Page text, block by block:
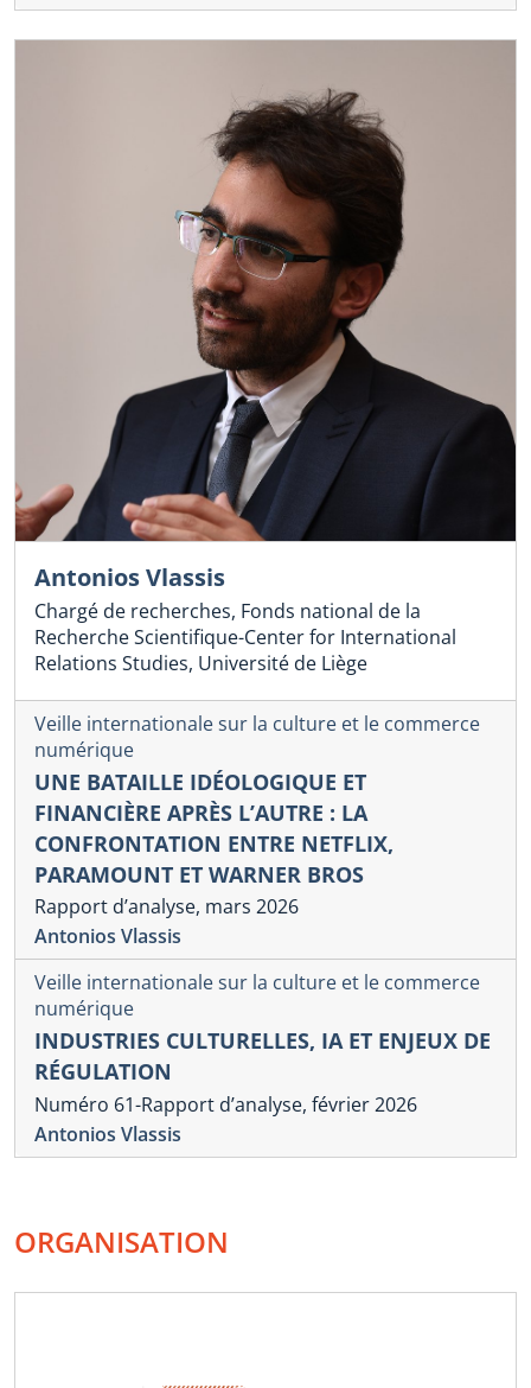
Antonios Vlassis
Chargé de recherches, Fonds national de la
Recherche Scientifique-Center for International
Relations Studies, Université de Liège
Veille internationale sur la culture et le commerce
numérique
UNE BATAILLE IDÉOLOGIQUE ET
FINANCIÈRE APRÈS L’AUTRE : LA
CONFRONTATION ENTRE NETFLIX,
PARAMOUNT ET WARNER BROS
Rapport d’analyse, mars 2026
Antonios Vlassis
Veille internationale sur la culture et le commerce
numérique
INDUSTRIES CULTURELLES, IA ET ENJEUX DE
RÉGULATION
Numéro 61-Rapport d’analyse, février 2026
Antonios Vlassis
ORGANISATION